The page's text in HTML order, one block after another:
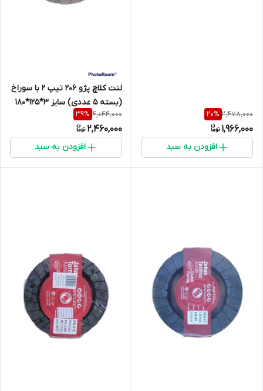
2,478,000
20%
1,966,000
افزودن به سبد
لنت کلاچ پژو 206 تیپ 2 با سوراخ
(بسته 5 عددی) سایز 3*125*180
4,044,000
39%
2,460,000
افزودن به سبد